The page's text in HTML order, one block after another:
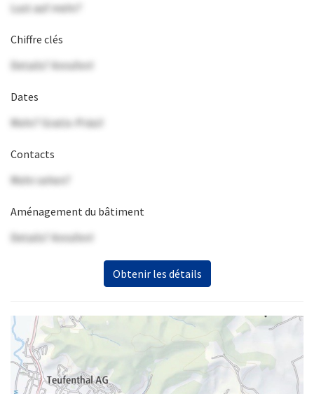
Lust auf mehr?
Chiffre clés
Details? Anrufen!
Dates
Mehr? Gratis-Präsi!
Contacts
Mehr sehen?
Aménagement du bâtiment
Details? Anrufen!
Obtenir les détails